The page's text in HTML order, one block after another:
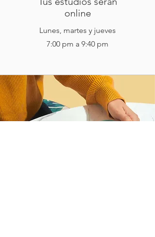
online
Lunes, martes y jueves
7:00 pm a 9:40 pm